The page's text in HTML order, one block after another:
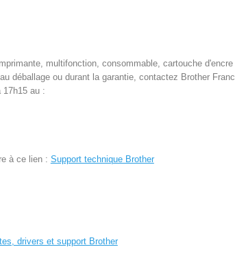
multifonction, consommable, cartouche
déballage ou durant la garantie, contactez Brother
17h15 au :
à ce lien : Support technique Brother
drivers et support Brother